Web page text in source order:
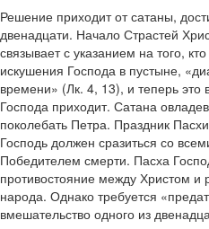
Решение приходит от сатаны,
двенадцати. Начало Страстей
связывает с указанием на того,
искушения Господа в пустыне,
времени» (Лк. 4, 13), и теперь это
Господа приходит. Сатана
поколебать Петра. Праздник
Господь должен сразиться со
Победителем смерти. Пасха
противостояние между Христом и
народа. Однако требуется
вмешательство одного из